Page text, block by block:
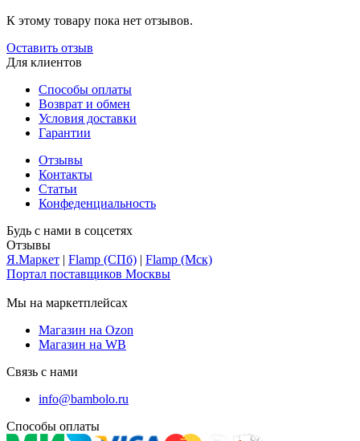
К этому товару пока нет отзывов.
Оставить отзыв
Для клиентов
Способы оплаты
Возврат и обмен
Условия доставки
Гарантии
Отзывы
Контакты
Статьи
Конфеденциальность
Будь с нами в соцсетях
Отзывы
Я.Маркет | Flamp (СПб) | Flamp (Мск)
Портал поставщиков Москвы
Мы на маркетплейсах
Магазин на Ozon
Магазин на WB
Связь с нами
info@bambolo.ru
Способы оплаты